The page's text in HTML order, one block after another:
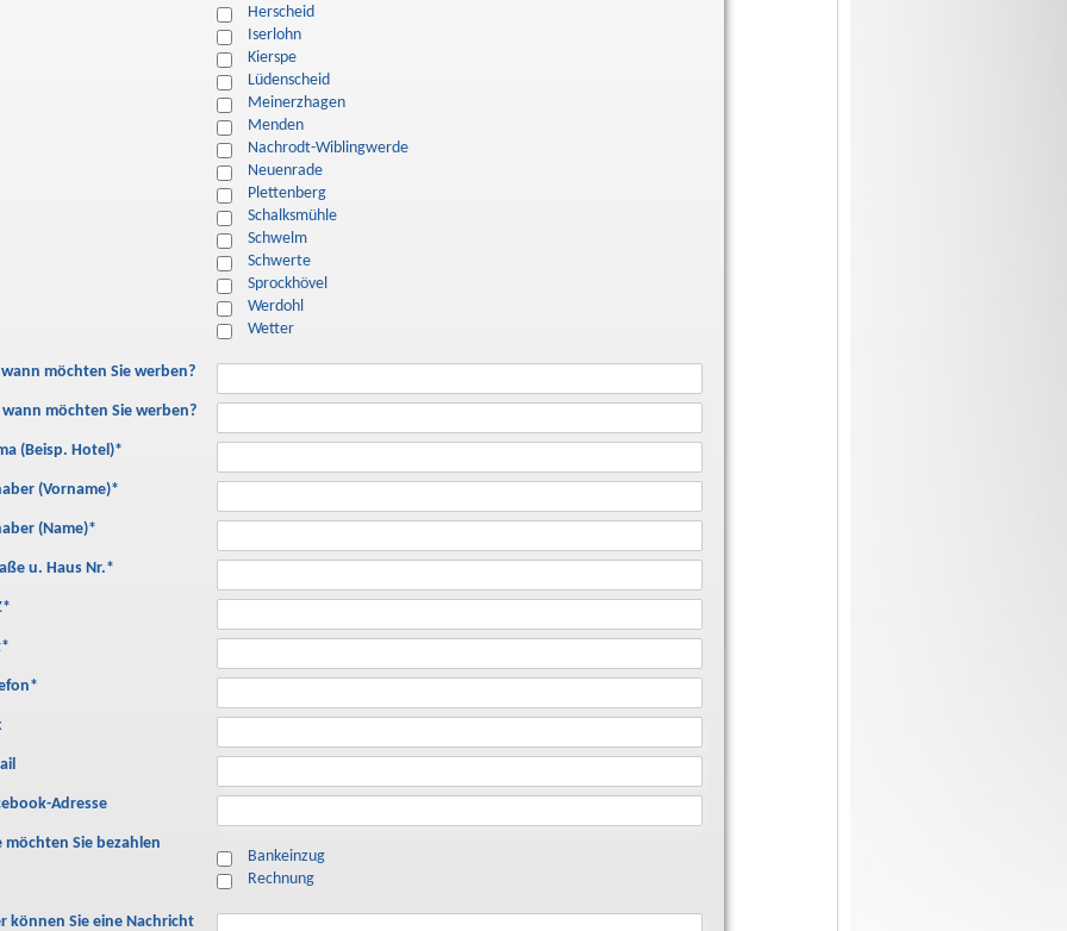
Herscheid
Iserlohn
Kierspe
Lüdenscheid
Meinerzhagen
Menden
Nachrodt-Wiblingwerde
Neuenrade
Plettenberg
Schalksmühle
Schwelm
Schwerte
Sprockhövel
Werdohl
Wetter
möchten Sie werben?
wann möchten Sie werben?
(Beisp. Hotel)*
(Vorname)*
(Name)*
u. Haus Nr.*
*
*
*
Adresse
möchten Sie bezahlen
Bankeinzug
Rechnung
können Sie eine Nachricht